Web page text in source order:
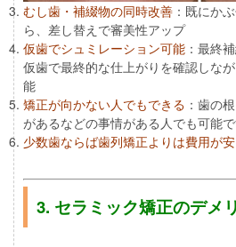
むし歯・補綴物の同時改善 ：既にか
ら、差し替えで審美性アップ
仮歯でシュミレーション可能 ：最終
仮歯で最終的な仕上がりを確認しな
能
矯正が向かない人でもできる ：歯の
があるなどの事情がある人でも可能
少数歯ならば歯列矯正よりは費用が
3. セラミック矯正のデメ